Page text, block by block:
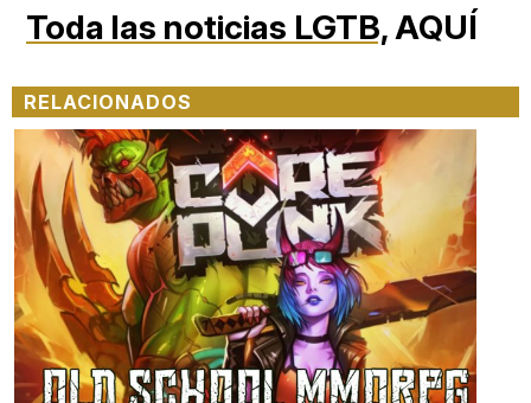
Toda las noticias LGTB,AQUÍ
RELACIONADOS